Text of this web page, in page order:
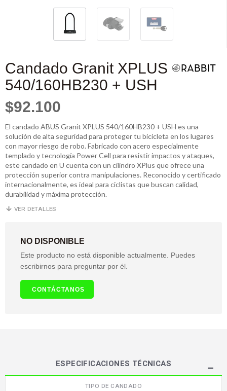
Candado Granit XPLUS
540/160HB230 + USH
$92.100
El candado ABUS Granit XPLUS 540/160HB230 + USH es una
solución de alta seguridad para proteger tu bicicleta en los lugares
con mayor riesgo de robo. Fabricado con acero especialmente
templado y tecnología Power Cell para resistir impactos y ataques,
este candado en U cuenta con un cilindro XPlus que ofrece una
protección superior contra manipulaciones. Reconocido y certificado
internacionalmente, es ideal para ciclistas que buscan calidad,
durabilidad y máxima protección.
VER DETALLES
NO DISPONIBLE
Este producto no está disponible actualmente. Puedes
escribirnos para preguntar por él.
CONTÁCTANOS
ESPECIFICACIONES TÉCNICAS
TIPO DE CANDADO